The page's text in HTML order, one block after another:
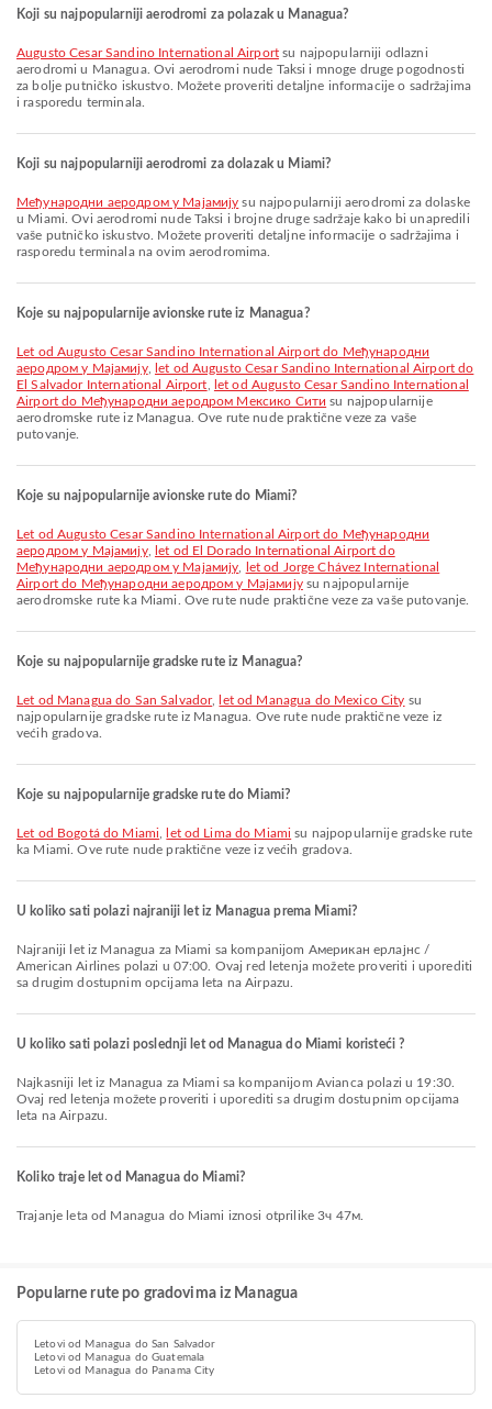
Koji su najpopularniji aerodromi za polazak u Managua?
Augusto Cesar Sandino International Airport su najpopularniji odlazni
aerodromi u Managua. Ovi aerodromi nude Taksi i mnoge druge pogodnosti
za bolje putničko iskustvo. Možete proveriti detaljne informacije o sadržajima
i rasporedu terminala.
Koji su najpopularniji aerodromi za dolazak u Miami?
Међународни аеродром у Мајамију su najpopularniji aerodromi za dolaske
u Miami. Ovi aerodromi nude Taksi i brojne druge sadržaje kako bi unapredili
vaše putničko iskustvo. Možete proveriti detaljne informacije o sadržajima i
rasporedu terminala na ovim aerodromima.
Koje su najpopularnije avionske rute iz Managua?
let od Augusto Cesar Sandino International Airport do Међународни
аеродром у Мајамију,
let od Augusto Cesar Sandino International Airport do
El Salvador International Airport
let od Augusto Cesar Sandino International
Airport do Међународни аеродром Мексико Сити su najpopularnije
aerodromske rute iz Managua. Ove rute nude praktične veze za vaše
putovanje.
Koje su najpopularnije avionske rute do Miami?
let od Augusto Cesar Sandino International Airport do Међународни
аеродром у Мајамију,
let od El Dorado International Airport do
Међународни аеродром у Мајамију
let od Jorge Chávez International
Airport do Међународни аеродром у Мајамијуsu najpopularnije
aerodromske rute ka Miami. Ove rute nude praktične veze za vaše putovanje.
Koje su najpopularnije gradske rute iz Managua?
let od Managua do San Salvador, let od Managua do Mexico City su
najpopularnije gradske rute iz Managua. Ove rute nude praktične veze iz
većih gradova.
Koje su najpopularnije gradske rute do Miami?
let od Bogotá do Miami let od Lima do Miami su najpopularnije gradske rute
ka Miami. Ove rute nude praktične veze iz većih gradova.
U koliko sati polazi najraniji let iz Managua prema Miami?
Najraniji let iz Managua za Miami sa kompanijom Американ ерлајнс /
American Airlines polazi u 07:00. Ovaj red letenja možete proveriti i uporediti
sa drugim dostupnim opcijama leta na Airpazu.
U koliko sati polazi poslednji let od Managua do Miami koristeći ?
Najkasniji let iz Managua za Miami sa kompanijom Avianca polazi u 19:30.
Ovaj red letenja možete proveriti i uporediti sa drugim dostupnim opcijama
leta na Airpazu.
Koliko traje let od Managua do Miami?
Trajanje leta od Managua do Miami iznosi otprilike 3ч 47м.
Popularne rute po gradovima iz Managua
Letovi od Managua do San Salvador
Letovi od Managua do Guatemala
Letovi od Managua do Panama City